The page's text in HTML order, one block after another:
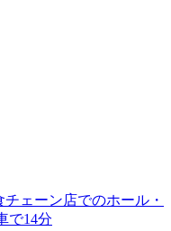
ェーン店でのホール・
で14分